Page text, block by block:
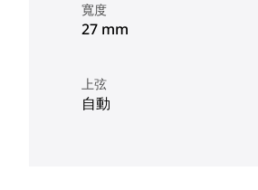
寬度
27 mm
上弦
自動